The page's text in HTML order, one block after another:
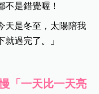
不是錯覺喔！
天是冬至，太陽陪我
過完了。」
「一天比一天亮